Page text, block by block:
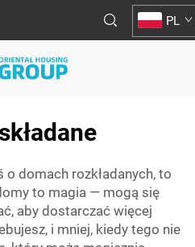
PL
o domach rozkładanych, to
to magia — mogą się
aby dostarczać więcej
i mniej, kiedy tego nie